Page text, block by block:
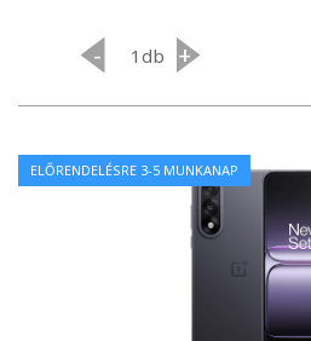
- db +
ELŐRENDELÉSRE 3-5 MUNKANAP